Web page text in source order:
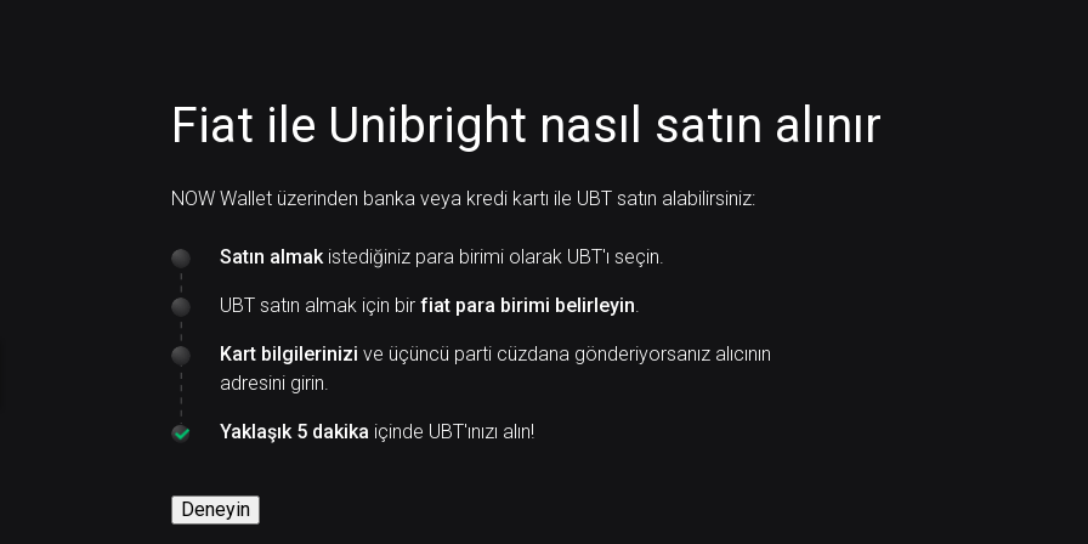
Fiat ile Unibright nasıl satın alınır
NOW Wallet üzerinden banka veya kredi kartı ile UBT satın alabilirsiniz:
Satın almakistediğiniz para birimi olarak UBT'ı seçin.
UBT satın almak için bir fiat para birimi belirleyin.
Kart bilgilerinizi ve üçüncü parti cüzdana gönderiyorsanız alıcının
adresini girin.
Yaklaşık 5 dakika içinde UBT'ınızı alın!
Deneyin